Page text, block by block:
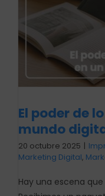
El poder de
mundo
20 octubre 2025 |
Marketing Digital,
Hay una escena